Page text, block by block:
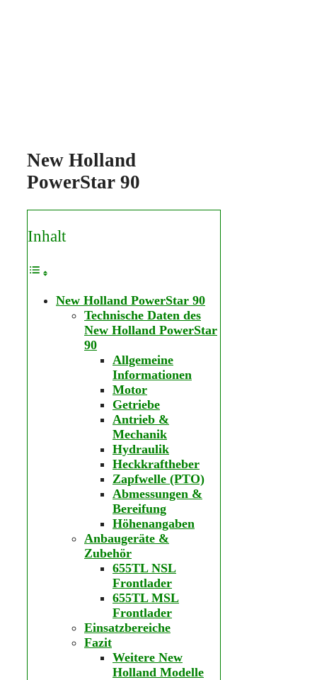
New Holland
PowerStar 90
Inhalt
New Holland PowerStar 90
Technische Daten des
New Holland PowerStar
90
Allgemeine
Informationen
Motor
Getriebe
Antrieb &
Mechanik
Hydraulik
Heckkraftheber
Zapfwelle (PTO)
Abmessungen &
Bereifung
Höhenangaben
Anbaugeräte &
Zubehör
655TL NSL
Frontlader
655TL MSL
Frontlader
Einsatzbereiche
Fazit
Weitere New
Holland Modelle